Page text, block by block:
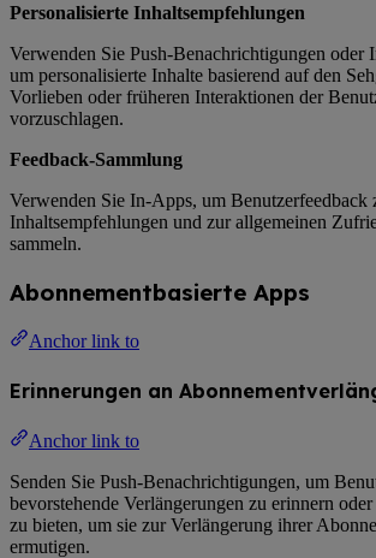
Personalisierte Inhaltsempfehlungen
Verwenden Sie Push-Benachrichtigungen oder
um personalisierte Inhalte basierend auf den
Vorlieben oder früheren Interaktionen der
vorzuschlagen.
Feedback-Sammlung
Verwenden Sie In-Apps, um Benutzerfeedback
Inhaltsempfehlungen und zur allgemeinen
sammeln.
Abonnementbasierte Apps
Anchor link to
Erinnerungen an
Anchor link to
Senden Sie Push-Benachrichtigungen, um
bevorstehende Verlängerungen zu erinnern
zu bieten, um sie zur Verlängerung ihrer
ermutigen.